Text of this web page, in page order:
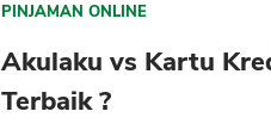
PINJAMAN ONLINE
Akulaku vs Kartu
Terbaik ?